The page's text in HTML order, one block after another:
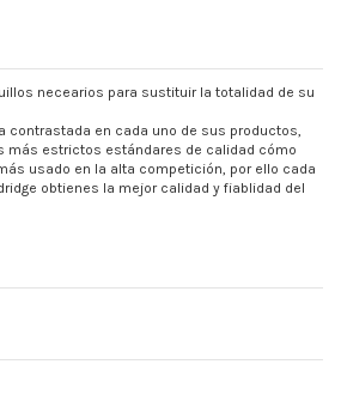
necearios para sustituir la totalidad de su
contrastada en cada uno de sus productos,
más estrictos estándares de calidad cómo
usado en la alta competición, por ello cada
obtienes la mejor calidad y fiablidad del